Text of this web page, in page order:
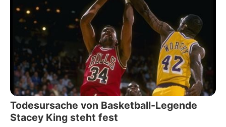
Todesursache von Basketball-Legende
Stacey King steht fest